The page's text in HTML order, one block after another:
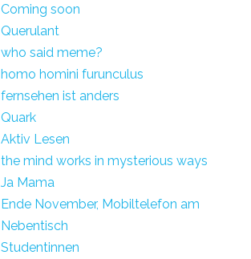
Coming soon
Querulant
who said meme?
homo homini furunculus
fernsehen ist anders
Quark
Aktiv Lesen
the mind works in mysterious ways
Ja Mama
Ende November, Mobiltelefon am
Nebentisch
Studentinnen